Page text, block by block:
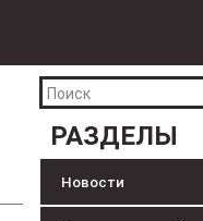
РАЗДЕЛЫ
Новости